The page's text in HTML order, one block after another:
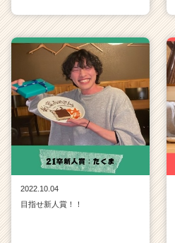
2022.10.04
目指せ新人賞！！